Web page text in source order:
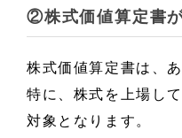
②株式価値算定書
株式価値算定書は、
特に、株式を上場し
対象となります。